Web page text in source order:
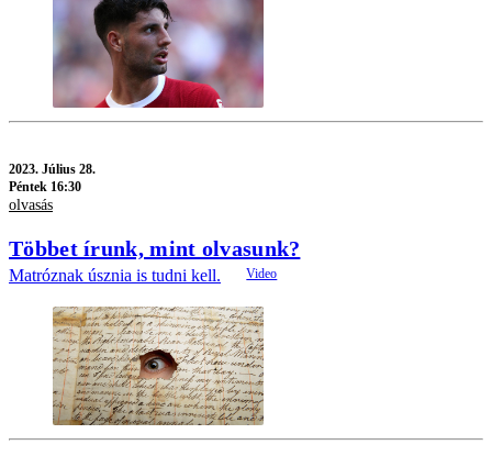
2023. Július 28.
Péntek 16:30
olvasás
Többet írunk, mint olvasunk?
Matróznak úsznia is tudni kell.